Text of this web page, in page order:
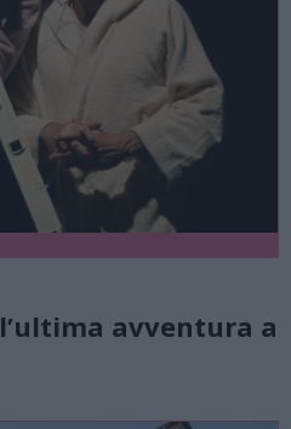
avventura a